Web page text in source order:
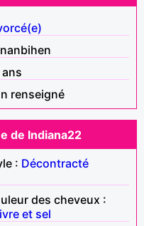
renseigné
de Indiana22
: Décontracté
des cheveux :
et sel